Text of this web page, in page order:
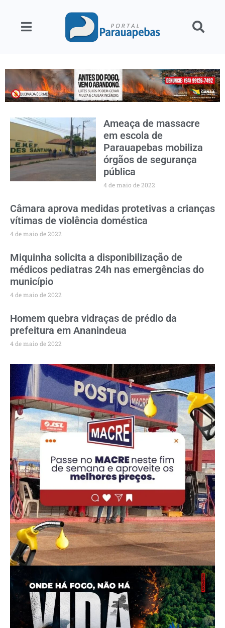
Ameaça de massacre
em escola de
Parauapebas mobiliza
órgãos de segurança
pública
4 de maio de 2022
Câmara aprova medidas protetivas a crianças
vítimas de violência doméstica
4 de maio de 2022
Miquinha solicita a disponibilização de
médicos pediatras 24h nas emergências do
município
4 de maio de 2022
Homem quebra vidraças de prédio da
prefeitura em Ananindeua
4 de maio de 2022
PUBLICIDADE